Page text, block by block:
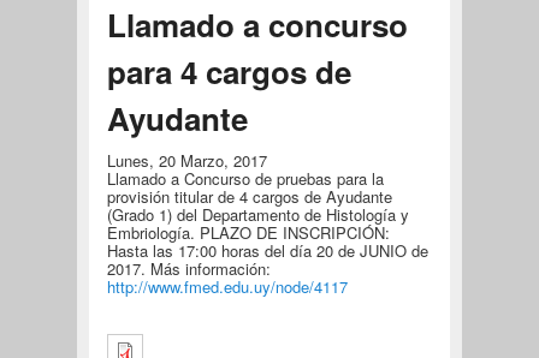
Llamado a concurso
para 4 cargos de
Ayudante
Lunes, 20 Marzo, 2017
Llamado a Concurso de pruebas para la
provisión titular de 4 cargos de Ayudante
(Grado 1) del Departamento de Histología y
Embriología. PLAZO DE INSCRIPCIÓN:
Hasta las 17:00 horas del día 20 de JUNIO de
2017. Más información:
http://www.fmed.edu.uy/node/4117